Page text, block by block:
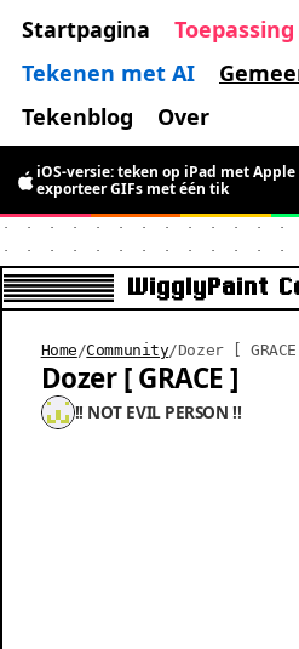
Startpagina
Toepassing
Tekenen met AI
Tekenblog
Over
iOS-versie: teken op iPad met
exporteer GIFs met één tik
WigglyPaint
Home /Community/Dozer [
Dozer [ GRACE ]
!! NOT EVIL PERSON !!